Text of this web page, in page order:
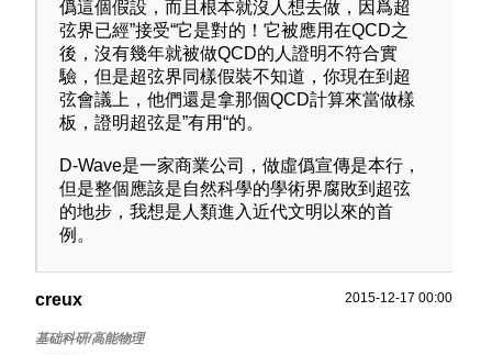
僞這個假設，而且根本就沒人想去做，因爲超
弦界已經”接受“它是對的！它被應用在QCD之
後，沒有幾年就被做QCD的人證明不符合實
驗，但是超弦界同樣假裝不知道，你現在到超
弦會議上，他們還是拿那個QCD計算來當做樣
板，證明超弦是”有用“的。
D-Wave是一家商業公司，做虛僞宣傳是本行，
但是整個應該是自然科學的學術界腐敗到超弦
的地步，我想是人類進入近代文明以來的首
例。
creux 2015-12-17 00:00